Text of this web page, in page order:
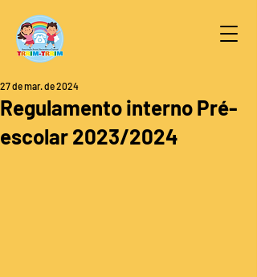
Regulamento interno Pré-
escolar 2023/2024
27 de mar. de 2024